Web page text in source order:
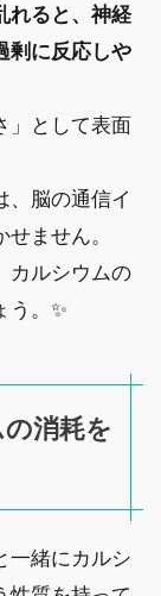
れると、神経
剰に反応しや
」として表面
、脳の通信イ
ません。
カルシウムの
う。✨
消耗を
一緒にカルシ